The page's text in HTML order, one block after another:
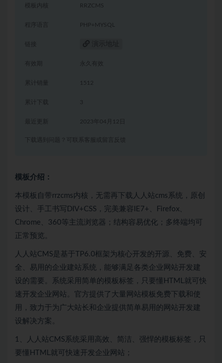
模板内核 RRZCMS
程序语言 PHP+MYSQL
链接
有效期 永久有效
累计销量 1512
累计下载 3
2023年04月12日
下载遇到问题？可联系客服或留言反馈
模板介绍：
本模板自带rrzcms内核，无需再下载人人站cms系统，原创
设计、手工书写DIV+CSS，完美兼容IE7+、Firefox、
Chrome、360等主流浏览器；结构容易优化；多终端均可
正常预览。
人人站CMS是基于TP6.0框架为核心开发的开源、免费、安
全、易用的企业建站系统，能够满足各类企业网站开发建
设的需要。系统采用简单的模板标签，只要懂HTML就可快
速开发企业网站。官方提供了大量网站模板免费下载和使
用，致力于为广大站长和企业提供简单易用的网站开发建
设解决方案。
1、人人站CMS系统采用高效、简洁、强悍的模板标签，只
要懂HTML就可快速开发企业网站；